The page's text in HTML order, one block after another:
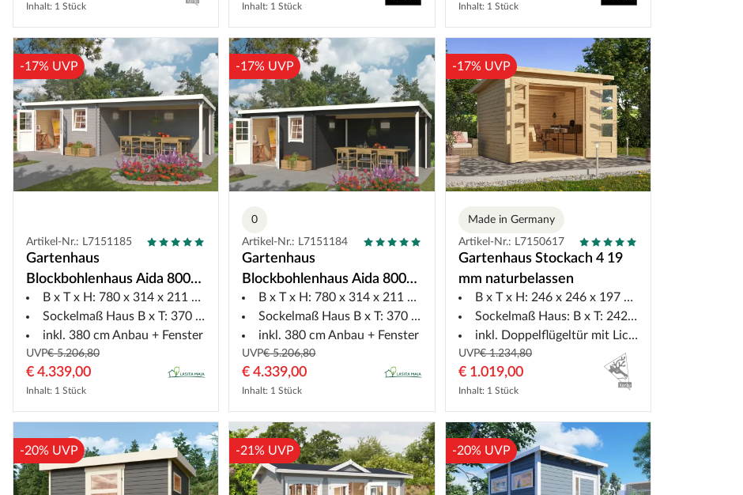
Inhalt: 1 Stück Inhalt: 1 Stück Inhalt: 1 Stück
-17% UVP
Artikel-Nr.: L7151185
Gartenhaus
Blockbohlenhaus Aida 800
28 mm lichtgrau mit 3,8 m
Anbau
B x T x H: 780 x 314 x 211 cm
Sockelmaß Haus B x T: 370 x 275 cm
inkl. 380 cm Anbau + Fenster
UVP€ 5.206,80
€ 4.339,00
Inhalt: 1 Stück
-17% UVP
0
Artikel-Nr.: L7151184
Gartenhaus
Blockbohlenhaus Aida 800
28 mm carbongrau mit 3,8 m
Anbau
B x T x H: 780 x 314 x 211 cm
Sockelmaß Haus B x T: 370 x 275 cm
inkl. 380 cm Anbau + Fenster
UVP€ 5.206,80
€ 4.339,00
Inhalt: 1 Stück
-17% UVP
Made in Germany
Artikel-Nr.: L7150617
Gartenhaus Stockach 4 19
mm naturbelassen
B x T x H: 246 x 246 x 197 cm
Sockelmaß Haus: B x T: 242 x 242 cm
inkl. Doppelflügeltür mit Lichtausschnitten
UVP€ 1.234,80
€ 1.019,00
Inhalt: 1 Stück
-20% UVP -21% UVP -20% UVP